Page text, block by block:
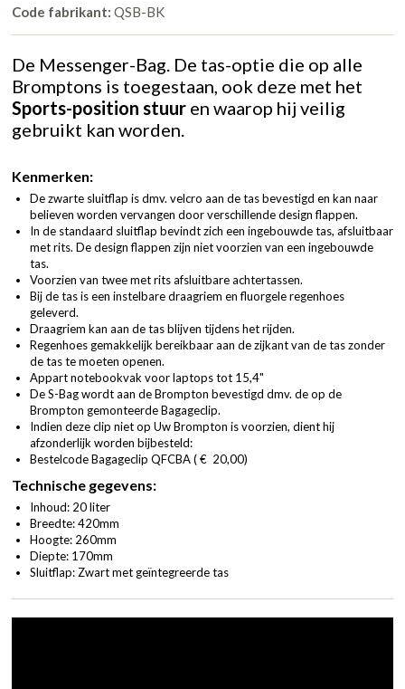
Code fabrikant: QSB-BK
De Messenger-Bag. De tas-optie die op alle
Bromptons is toegestaan, ook deze met het
Sports-position stuur en waarop hij veilig
gebruikt kan worden.
Kenmerken:
De zwarte sluitflap is dmv. velcro aan de tas bevestigd en kan naar
believen worden vervangen door verschillende design flappen.
In de standaard sluitflap bevindt zich een ingebouwde tas, afsluitbaar
met rits. De design flappen zijn niet voorzien van een ingebouwde
tas.
Voorzien van twee met rits afsluitbare achtertassen.
Bij de tas is een instelbare draagriem en fluorgele regenhoes
geleverd.
Draagriem kan aan de tas blijven tijdens het rijden.
Regenhoes gemakkelijk bereikbaar aan de zijkant van de tas zonder
de tas te moeten openen.
Appart notebookvak voor laptops tot 15,4"
De S-Bag wordt aan de Brompton bevestigd dmv. de op de
Brompton gemonteerde Bagageclip.
Indien deze clip niet op Uw Brompton is voorzien, dient hij
afzonderlijk worden bijbesteld:
Bestelcode Bagageclip QFCBA ( € 20,00)
Technische gegevens:
Inhoud: 20 liter
Breedte: 420mm
Hoogte: 260mm
Diepte: 170mm
Sluitflap: Zwart met geïntegreerde tas